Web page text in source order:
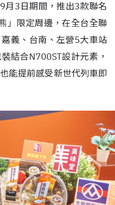
月3日期間，推出3款聯名
」限定周邊，在全台全聯
義、台南、左營5大車站
結合N700ST設計元素，
能提前感受新世代列車即